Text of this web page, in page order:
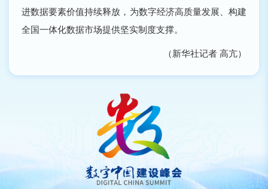
进数据要素价值持续释放，为数字经济高质量发展、构建
全国一体化数据市场提供坚实制度支撑。
（新华社记者 高亢）